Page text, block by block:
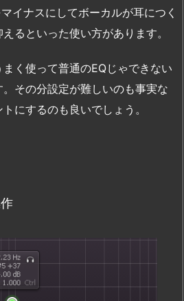
イナスにしてボーカルが耳につく
るといった使い方があります。
く使って普通のEQじゃできない
その分設定が難しいのも事実な
にするのも良いでしょう。